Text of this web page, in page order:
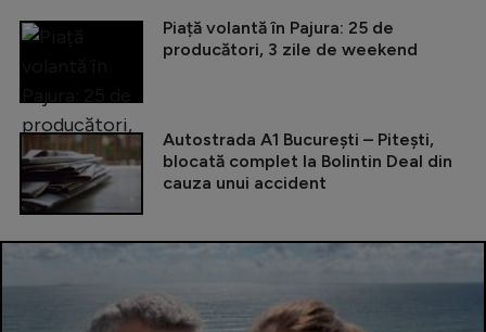
Piață volantă în Pajura: 25 de
producători, 3 zile de weekend
Autostrada A1 București – Pitești,
blocată complet la Bolintin Deal din
cauza unui accident